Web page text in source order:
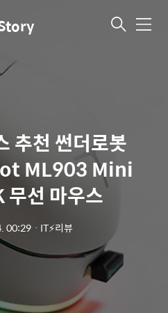
메
추천 썬더로봇
ML903 Mini
무선 마우스
00:29ㆍ IT⚡리뷰